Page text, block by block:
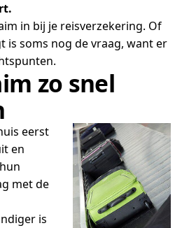
in bij je reisverzekering. Of
is soms nog de vraag, want er
zo snel
eerst
en
met de
is